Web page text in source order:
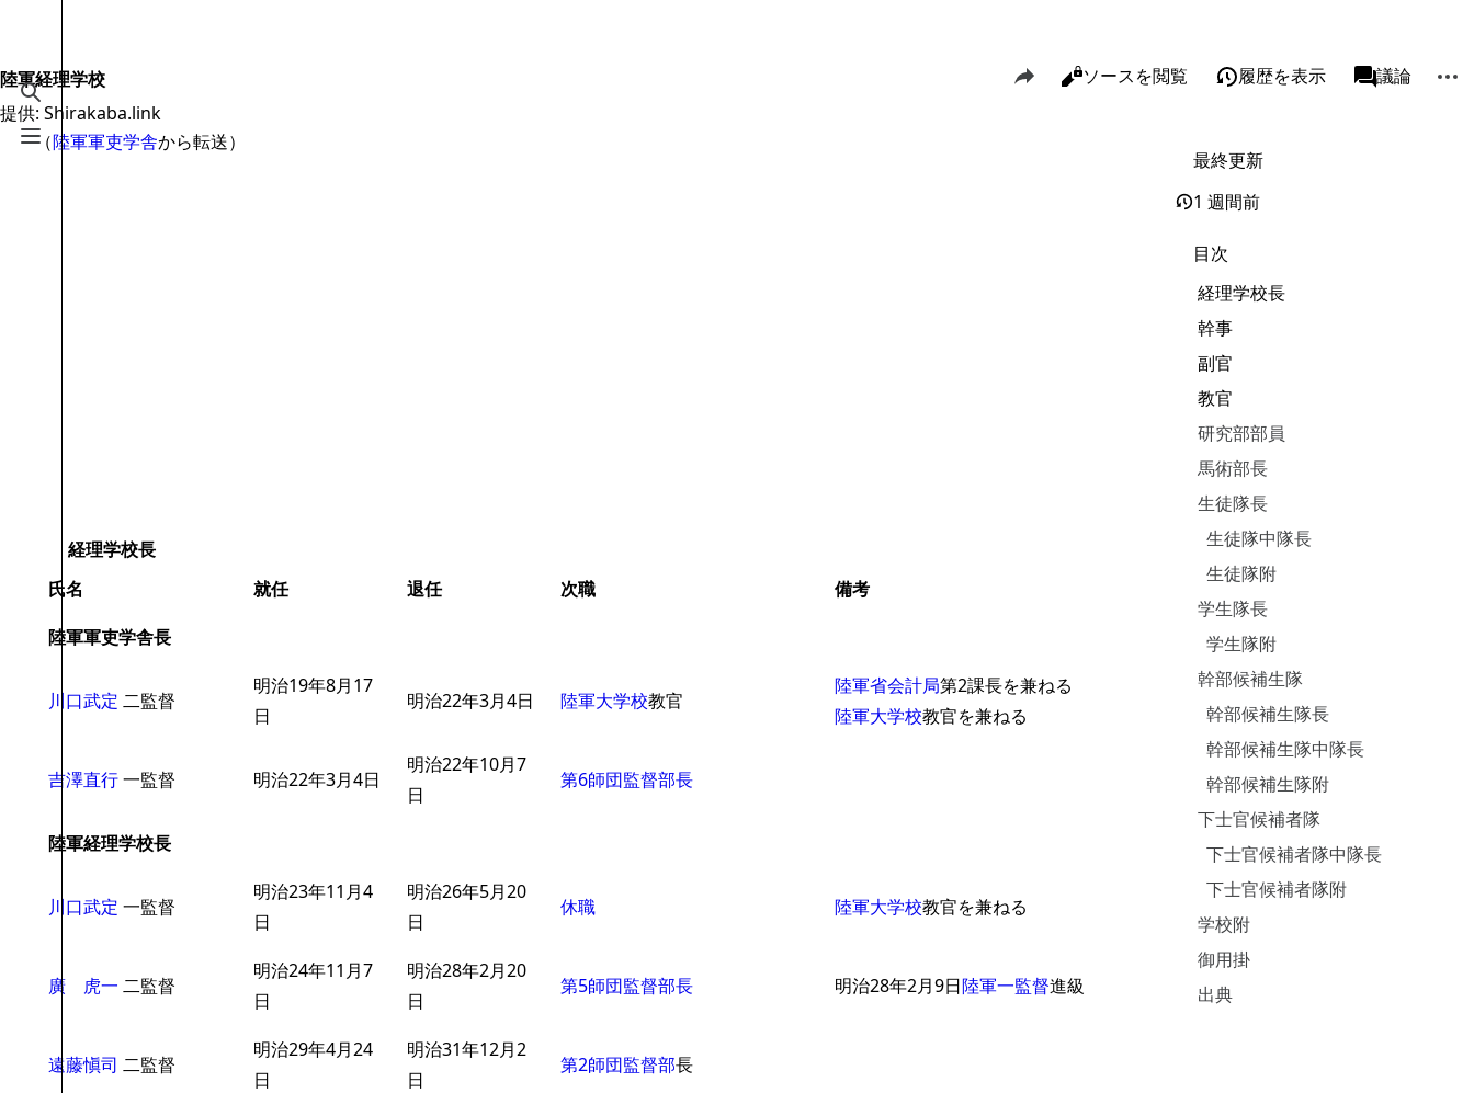
検索を切り替える
メニューを切り替える
Shirakaba.link
案内
陸軍経理学校
提供: Shirakaba.link
このページを共有
表示
閲覧ソースを閲覧 履歴を表示 associated-
ページ議論
リンク元
関連ページの更新状況
ページ情報
このページを引用
短縮URLを取得する
（陸軍軍吏学舎から転送）
経理学校長
氏名
就任 退任 次職
備考
陸軍軍吏学舎長
川口武定 二監督
明治19年8月17
日
明治22年3月4日 陸軍大学校教官
陸軍省会計局第2課長を兼ねる
陸軍大学校教官を兼ねる
吉澤直行一監督 明治22年3月4日
明治22年10月7
日
第6師団監督部長
陸軍経理学校長
川口武定 一監督
明治23年11月4
日
明治26年5月20
日
休職 陸軍大学校教官を兼ねる
廣 虎一 二監督
明治24年11月7
日
明治28年2月20
日
第5師団監督部長 明治28年2月9日陸軍一監督進級
遠藤愼司 二監督
明治29年4月24
日
明治31年12月2
日
第2師団監督部長
最終更新
1 週間前
目次
経理学校長
幹事
副官
教官
研究部部員
馬術部長
生徒隊長
生徒隊中隊長
生徒隊附
学生隊長
学生隊附
幹部候補生隊
幹部候補生隊長
幹部候補生隊中隊長
幹部候補生隊附
下士官候補者隊
下士官候補者隊中隊長
下士官候補者隊附
学校附
御用掛
出典